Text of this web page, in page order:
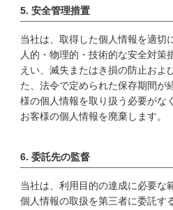
5. 安全管理措置
当社は、取得した個人情報を適切
人的・物理的・技術的な安全対策
えい、滅失またはき損の防止およ
た、法令で定められた保存期間が
様の個人情報を取り扱う必要がな
お客様の個人情報を廃棄します。
6. 委託先の監督
当社は、利用目的の達成に必要な
個人情報の取扱を第三者に委託す